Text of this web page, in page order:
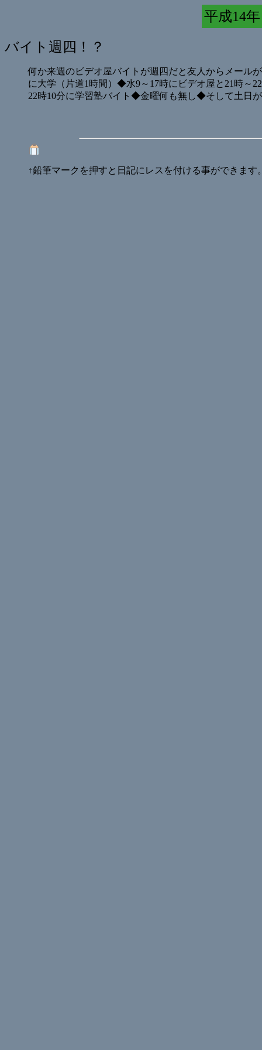
平成14
バイト週四！？
何か来週のビデオ屋バイトが週四だと友人からメール
に大学（片道1時間）◆水9～17時にビデオ屋と21時～
22時10分に学習塾バイト◆金曜何も無し◆そして土日
↑鉛筆マークを押すと日記にレスを付ける事ができます